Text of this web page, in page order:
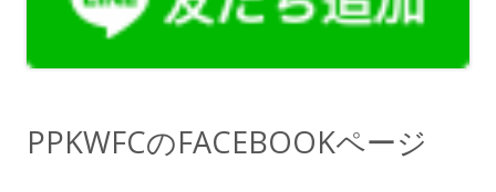
イ
ド
PPKWFCのFACEBOOKページ